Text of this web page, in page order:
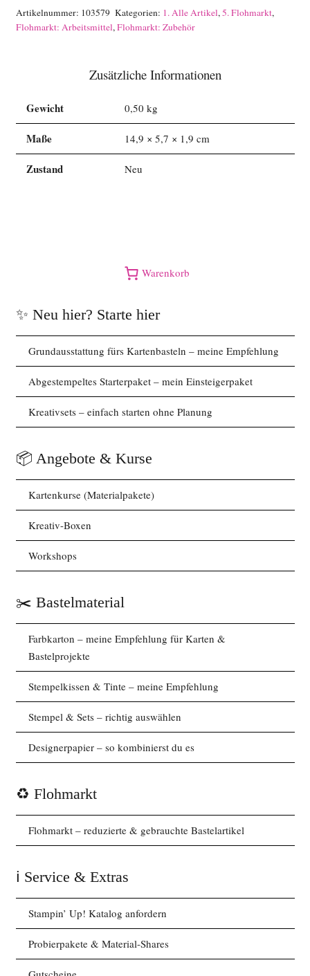
Artikelnummer: 103579 Kategorien: 1. Alle Artikel,5. Flohmarkt,
Flohmarkt: Arbeitsmittel,Flohmarkt: Zubehör
Zusätzliche Informationen
Gewicht 0,50 kg
Maße 14,9 × 5,7 × 1,9 cm
Zustand Neu
Warenkorb
✨ Neu hier? Starte hier
Grundausstattung fürs Kartenbasteln – meine Empfehlung
Abgestempeltes Starterpaket – mein Einsteigerpaket
Kreativsets – einfach starten ohne Planung
📦 Angebote & Kurse
Kartenkurse (Materialpakete)
Kreativ-Boxen
Workshops
✂️ Bastelmaterial
Farbkarton – meine Empfehlung für Karten &
Bastelprojekte
Stempelkissen & Tinte – meine Empfehlung
Stempel & Sets – richtig auswählen
Designerpapier – so kombinierst du es
♻️ Flohmarkt
Flohmarkt – reduzierte & gebrauchte Bastelartikel
ℹ️ Service & Extras
Stampin’ Up! Katalog anfordern
Probierpakete & Material-Shares